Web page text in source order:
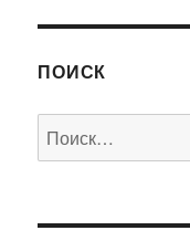
ПОИСК
Искать: